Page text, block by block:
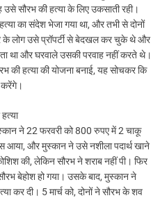
सौरभ की हत्या के लिए उकसाती रही।
का संदेश भेजा गया था, और तभी से दोनों
के लोग उसे प्रॉपर्टी से बेदखल कर चुके थे और
था और घरवाले उसकी परवाह नहीं करते थे।
की हत्या की योजना बनाई, यह सोचकर कि
ने 22 फरवरी को 800 रुपए में 2 चाकू
आया, और मुस्कान ने उसे नशीला पदार्थ खाने
की, लेकिन सौरभ ने शराब नहीं पी। फिर
बेहोश हो गया। उसके बाद, मुस्कान ने
कर दी। 5 मार्च को, दोनों ने सौरभ के शव